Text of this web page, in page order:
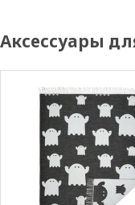
Аксессуары